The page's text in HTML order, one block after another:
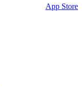
App Store